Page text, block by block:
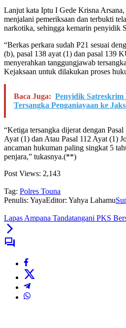
Lanjut kata Iptu I Gede Krisna Arsana,
menjalani pemeriksaan dan terbukti
narkotika, sehingga kemarin penyidik
“Berkas perkara sudah P21 sesuai
(b), pasal 138 ayat (1) dan pasal 139
menyerahkan tanggungjawab
Kejaksaan untuk dilakukan proses
Baca Juga: Penyidik Satreskrim
Tersangka Penganiayaan ke
“Ketiga tersangka dijerat dengan
Ayat (1) dan Atau Pasal 112 Ayat (1)
ancaman hukuman paling singkat 5
penjara,” tukasnya.(**)
Post Views: 2,143
Tag: Polres Touna
Penulis: YayaEditor: Yahya Lahamu
Lapas Ampana Tandatangani PKS